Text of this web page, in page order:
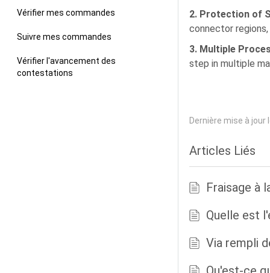
2. Protection of
connector
3. Multiple
step in multiple
Dernière mise à
Articles Liés
Fraisage à
Quelle est
Via rempli
Vérifier mes commandes
Suivre mes commandes
Vérifier l'avancement des
contestations